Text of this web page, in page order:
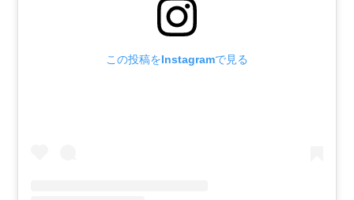
この投稿をInstagramで見る